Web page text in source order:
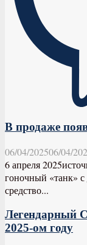
В продаже
06/04/202506/04/
6 апреля
гоночный «танк»
средство...
Легендарный
2025-ом году